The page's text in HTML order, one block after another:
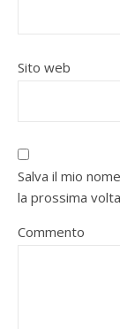
Sito web
Salva il mio
la prossima
Commento